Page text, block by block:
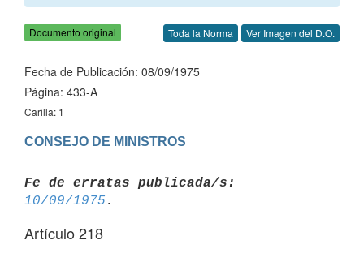
Documento original Toda la Norma Ver Imagen del D.O.
Fecha de Publicación: 08/09/1975
Página: 433-A
Carilla: 1
CONSEJO DE MINISTROS
Fe de erratas publicada/s:
10/09/1975
Artículo 218